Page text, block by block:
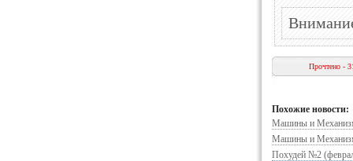
Прочтено -
Похожие новости:
Машины и
Машины и
Похудей №2